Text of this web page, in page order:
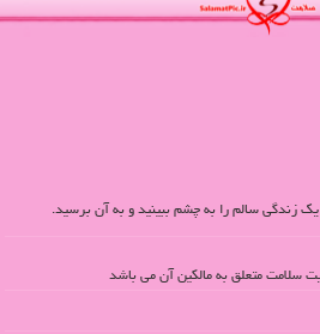
زندگی سالم را به چشم ببینید و به آن برسید.